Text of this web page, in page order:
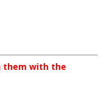
them with the